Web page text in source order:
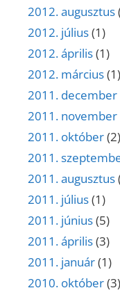
2012. augusztus
2012. július(1)
2012. április(1)
2012. március(1)
2011. december
2011. november
2011. október(2)
2011.
2011. augusztus
2011. július(1)
2011. június(5)
2011. április(3)
2011. január(1)
2010. október(3)